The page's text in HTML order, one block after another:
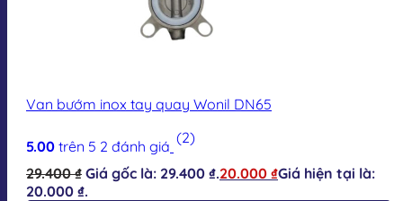
Van bướm inox tay quay Wonil DN65
5.00 trên 5 2 đánh giá (2)
29.400₫ Giá gốc là: 29.400 ₫.20.000 ₫Giá hiện tại là:
20.000 ₫.